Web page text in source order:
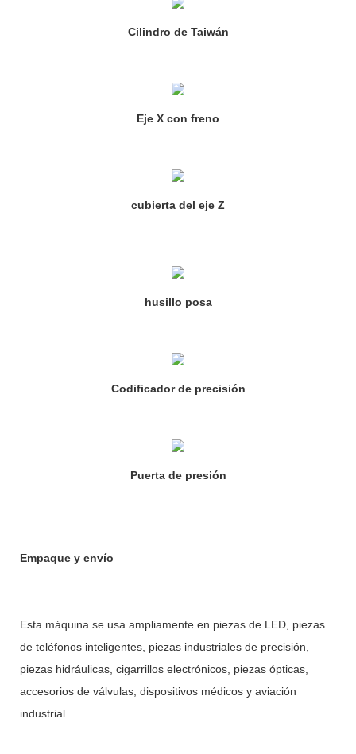
Cilindro de Taiwán
Eje X con freno
cubierta del eje Z
husillo posa
Codificador de precisión
Puerta de presión
Empaque y envío
Esta máquina se usa ampliamente en piezas de LED, piezas
de teléfonos inteligentes, piezas industriales de precisión,
piezas hidráulicas, cigarrillos electrónicos, piezas ópticas,
accesorios de válvulas, dispositivos médicos y aviación
industrial.